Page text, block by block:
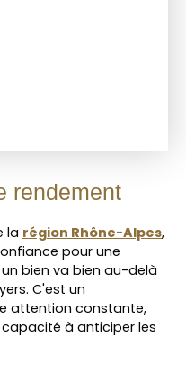
rendement
la région Rhône-Alpes,
pour une
bien va bien au-delà
C'est un
attention constante,
à anticiper les